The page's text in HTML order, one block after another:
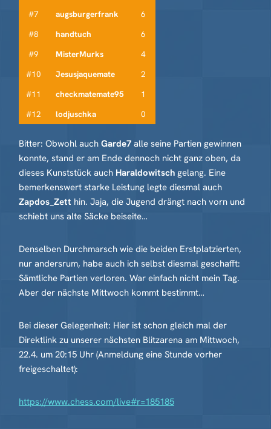
#7
augsburgerfrank
6
#8
handtuch
6
#9
MisterMurks
4
#10
Jesusjaquemate
2
#11
checkmatemate95
1
#12
lodjuschka 0
Bitter: Obwohl auch Garde7 alle seine Partien gewinnen
konnte, stand er am Ende dennoch nicht ganz oben, da
dieses Kunststück auch Haraldowitsch gelang. Eine
bemerkenswert starke Leistung legte diesmal auch
Zapdos_Zett hin. Jaja, die Jugend drängt nach vorn und
schiebt uns alte Säcke beiseite…
Denselben Durchmarsch wie die beiden Erstplatzierten,
nur andersrum, habe auch ich selbst diesmal geschafft:
Sämtliche Partien verloren. War einfach nicht mein Tag.
Aber der nächste Mittwoch kommt bestimmt…
Bei dieser Gelegenheit: Hier ist schon gleich mal der
Direktlink zu unserer nächsten Blitzarena am Mittwoch,
22.4. um 20:15 Uhr (Anmeldung eine Stunde vorher
freigeschaltet):
https://www.chess.com/live#r=185185